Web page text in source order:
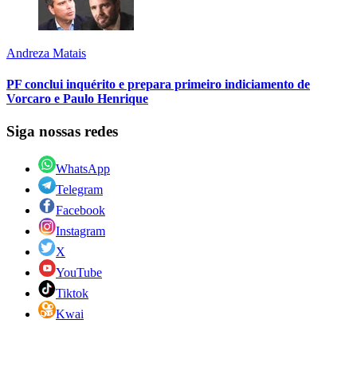
Andreza Matais
PF conclui inquérito e prepara primeiro indiciamento de
Vorcaro e Paulo Henrique
Siga nossas redes
WhatsApp
Telegram
Facebook
Instagram
X
YouTube
Tiktok
Kwai